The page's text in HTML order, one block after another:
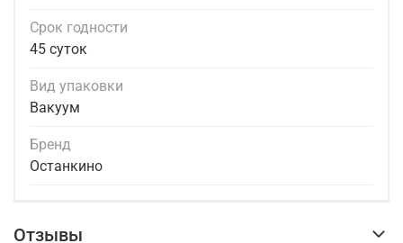
Срок годности
45 суток
Вид упаковки
Вакуум
Бренд
Останкино
Отзывы